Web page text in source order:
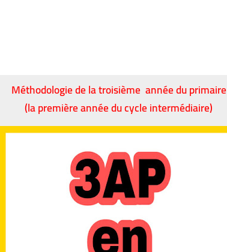
Méthodologie de la troisième année du primaire
(la première année du cycle intermédiaire)